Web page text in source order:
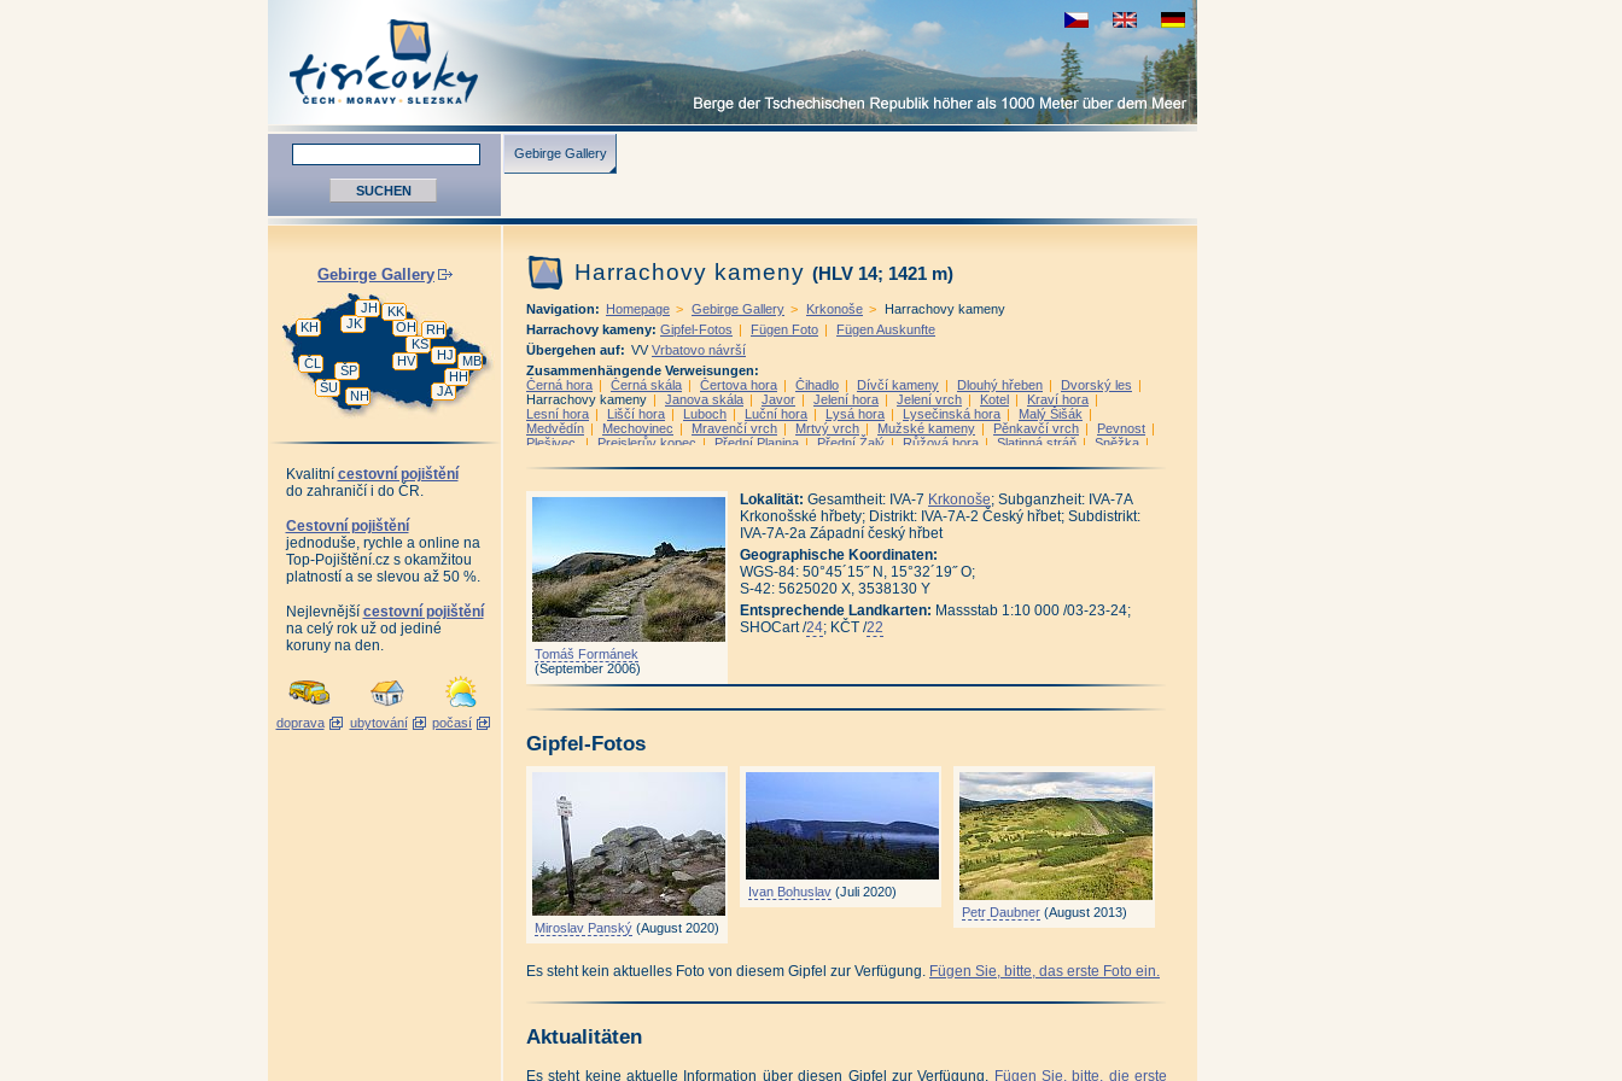
Gebirge Gallery
Gebirge Gallery
JA
HH
MB
HJ
HV
NH
KS
RH
ŠP
ŠU
OH
JK
KK
ČL
JH
KH
Kvalitní cestovní pojištění
do zahraničí i do ČR.
Cestovní pojištění
jednoduše, rychle a online na
Top-Pojištění.cz s okamžitou
platností a se slevou až 50 %.
Nejlevnější cestovní pojištění
na celý rok už od jediné
koruny na den.
doprava ubytování počasí
Harrachovy kameny (HLV 14; 1421 m)
Navigation: Homepage > Gebirge Gallery > Krkonoše > Harrachovy kameny
Harrachovy kameny: Gipfel-Fotos | Fügen Foto | Fügen Auskunfte
Übergehen auf: VVVrbatovo návrší
Zusammenhängende Verweisungen:
Černá hora | Černá skála | Čertova hora | Čihadlo | Dívčí kameny | Dlouhý hřeben | Dvorský les |
Harrachovy kameny | Janova skála | Javor | Jelení hora | Jelení vrch | Kotel | Kraví hora |
Lesní hora | Liščí hora | Luboch | Luční hora | Lysá hora | Lysečinská hora | Malý Šišák |
Medvědín | Mechovinec | Mravenčí vrch | Mrtvý vrch | Mužské kameny | Pěnkavčí vrch | Pevnost |
Plešivec
| Preislerův kopec | Přední Planina | Přední Žalý | Růžová hora | Slatinná stráň | Sněžka |
Violík|Vlašský vrch|Vlčí hřeben|Vlčí hřeben - J vrchol|Vlčí hřeben - S vrchol|Vysoké kolo|
Tomáš Formánek
(September 2006)
Lokalität: Gesamtheit: IVA-7 Krkonoše; Subganzheit: IVA-7A
Krkonošské hřbety; Distrikt: IVA-7A-2 Český hřbet; Subdistrikt:
IVA-7A-2a Západní český hřbet
Geographische Koordinaten:
WGS-84: 50°45´15˝ N, 15°32´19˝ O;
S-42: 5625020 X, 3538130 Y
Entsprechende Landkarten: Massstab 1:10 000 /03-23-24;
SHOCart /24; KČT /22
Gipfel-Fotos
Miroslav Panský (August 2020)
Ivan Bohuslav (Juli 2020)
Petr Daubner (August 2013)
Es steht kein aktuelles Foto von diesem Gipfel zur Verfügung. Fügen Sie, bitte, das erste Foto ein.
Aktualitäten
Es steht keine aktuelle Information über diesen Gipfel zur Verfügung. Fügen Sie, bitte, die erste